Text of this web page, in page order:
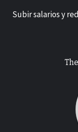
Subir salarios y